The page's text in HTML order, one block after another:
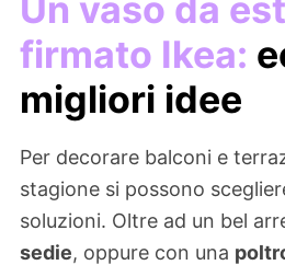
Un vaso da
firmato Ikea:
migliori idee
Per decorare balconi e
stagione si possono
soluzioni. Oltre ad un bel
sedie, oppure con una